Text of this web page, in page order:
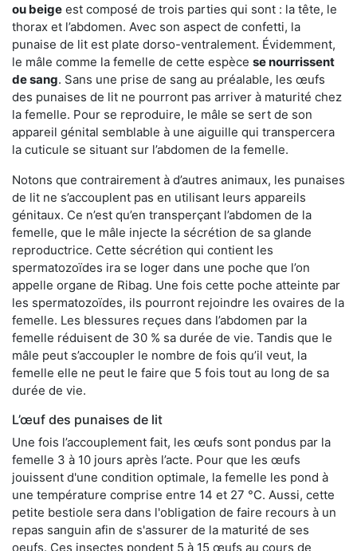
ou beige est composé de trois parties qui sont : la tête, le
thorax et l’abdomen. Avec son aspect de confetti, la
punaise de lit est plate dorso-ventralement. Évidemment,
le mâle comme la femelle de cette espèce se nourrissent
de sang. Sans une prise de sang au préalable, les œufs
des punaises de lit ne pourront pas arriver à maturité chez
la femelle. Pour se reproduire, le mâle se sert de son
appareil génital semblable à une aiguille qui transpercera
la cuticule se situant sur l’abdomen de la femelle.
Notons que contrairement à d’autres animaux, les punaises
de lit ne s’accouplent pas en utilisant leurs appareils
génitaux. Ce n’est qu’en transperçant l’abdomen de la
femelle, que le mâle injecte la sécrétion de sa glande
reproductrice. Cette sécrétion qui contient les
spermatozoïdes ira se loger dans une poche que l’on
appelle organe de Ribag. Une fois cette poche atteinte par
les spermatozoïdes, ils pourront rejoindre les ovaires de la
femelle. Les blessures reçues dans l’abdomen par la
femelle réduisent de 30 % sa durée de vie. Tandis que le
mâle peut s’accoupler le nombre de fois qu’il veut, la
femelle elle ne peut le faire que 5 fois tout au long de sa
durée de vie.
L’œuf des punaises de lit
Une fois l’accouplement fait, les œufs sont pondus par la
femelle 3 à 10 jours après l’acte. Pour que les œufs
jouissent d'une condition optimale, la femelle les pond à
une température comprise entre 14 et 27 °C. Aussi, cette
petite bestiole sera dans l'obligation de faire recours à un
repas sanguin afin de s'assurer de la maturité de ses
oeufs. Ces insectes pondent 5 à 15 œufs au cours de